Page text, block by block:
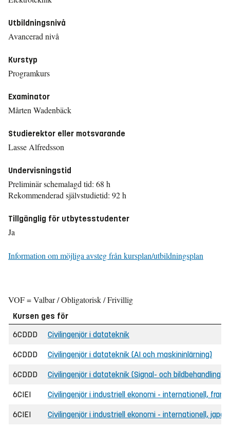
Utbildningsnivå
Avancerad nivå
Kurstyp
Programkurs
Examinator
Mårten Wadenbäck
Studierektor eller motsvarande
Lasse Alfredsson
Undervisningstid
Preliminär schemalagd tid: 68 h
Rekommenderad självstudietid: 92 h
Tillgänglig för utbytesstudenter
Ja
Information om möjliga avsteg från kursplan/utbildningsplan
VOF = Valbar / Obligatorisk / Frivillig
Kursen ges för
6CDDD
Civilingenjör i datateknik
6CDDD Civilingenjör i datateknik (AI och maskininlärning)
6CDDD Civilingenjör i datateknik (Signal- och bildbehandling)
6CIEI Civilingenjör i industriell ekonomi - internationell,
6CIEI Civilingenjör i industriell ekonomi - internationell,